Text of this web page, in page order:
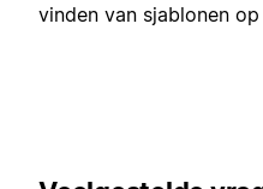
vinden van sjablonen